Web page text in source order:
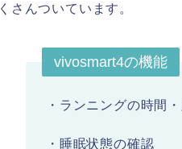
くさんついています。
vivosmart4の機能
・ランニングの時間
・睡眠状態の確認